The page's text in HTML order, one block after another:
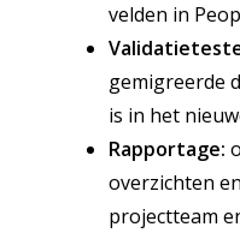
velden in
gemigreerde
is in het
Rapportage:
overzichten
projectteam